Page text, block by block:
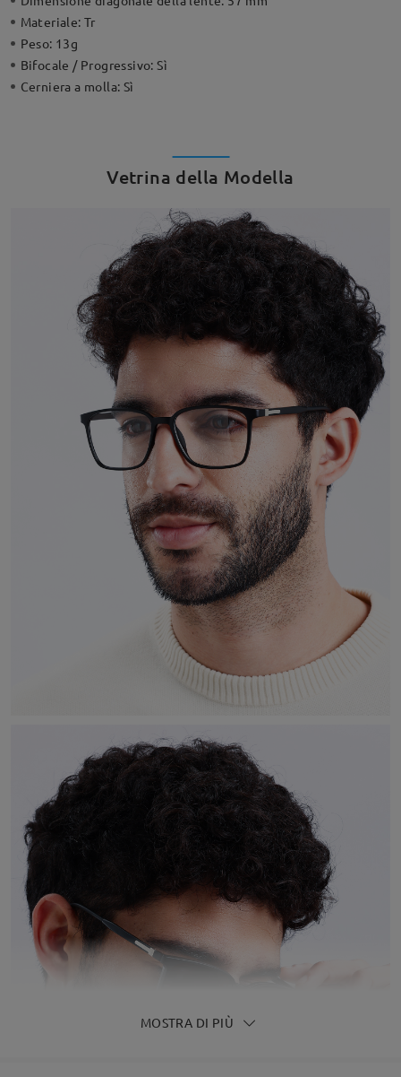
Materiale:Tr
Peso: 13g
Bifocale / Progressivo:Sì
Cerniera a molla: Sì
Vetrina della Modella
MOSTRA DI PIÙ